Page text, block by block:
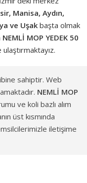
Manisa, Aydın,
ve Uşak başta olmak
NEMLİ MOP YEDEK 50
sahiptir. Web
NEMLİ MOP
ve koli bazlı alım
üst kısmında
iletişime